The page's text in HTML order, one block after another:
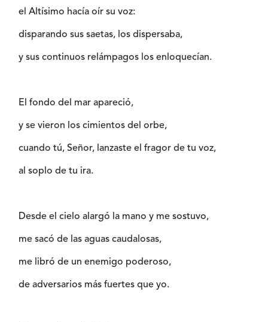
el Altísimo hacía oír su voz:
disparando sus saetas, los dispersaba,
y sus continuos relámpagos los enloquecían.
El fondo del mar apareció,
y se vieron los cimientos del orbe,
cuando tú, Señor, lanzaste el fragor de tu voz,
al soplo de tu ira.
Desde el cielo alargó la mano y me sostuvo,
me sacó de las aguas caudalosas,
me libró de un enemigo poderoso,
de adversarios más fuertes que yo.